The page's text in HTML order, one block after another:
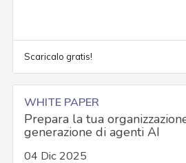
Scaricalo gratis!
WHITE PAPER
Prepara la tua
generazione di agenti AI
04 Dic 2025